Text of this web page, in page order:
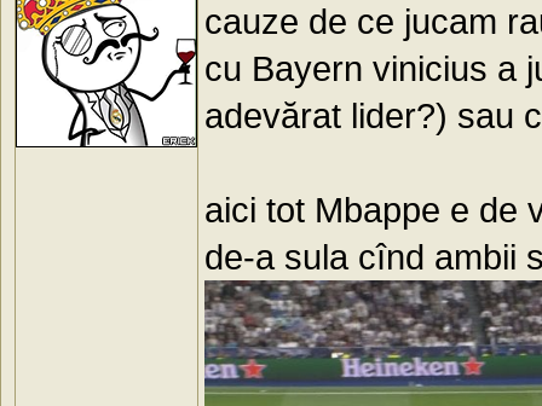
cauze de ce jucam
cu Bayern vinicius a
adevărat lider?) sau
aici tot Mbappe e de
de-a sula cînd ambii